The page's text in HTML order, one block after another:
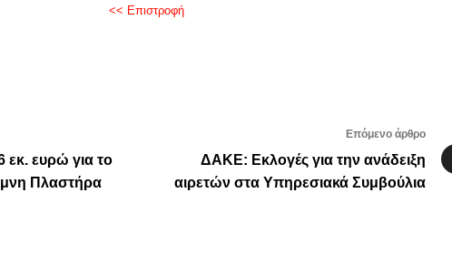
<< Επιστροφή
ευρώ για το
Πλαστήρα
Επόμενο άρθρο
ΔΑΚΕ: Εκλογές για την ανάδειξη
αιρετών στα Υπηρεσιακά Συμβούλια